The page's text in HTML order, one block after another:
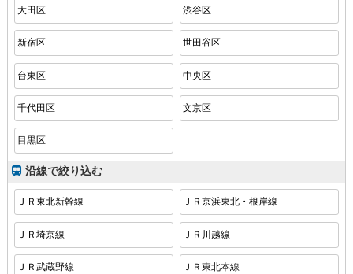
大田区 渋谷区
新宿区 世田谷区
台東区 中央区
千代田区 文京区
目黒区
沿線で絞り込む
ＪＲ東北新幹線 ＪＲ京浜東北・根岸線
ＪＲ埼京線 ＪＲ川越線
ＪＲ武蔵野線 ＪＲ東北本線